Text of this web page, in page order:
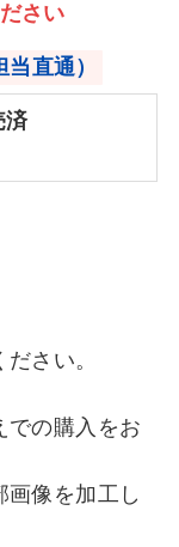
さい
当直通）
済
さい。
での購入をお
像を加工し